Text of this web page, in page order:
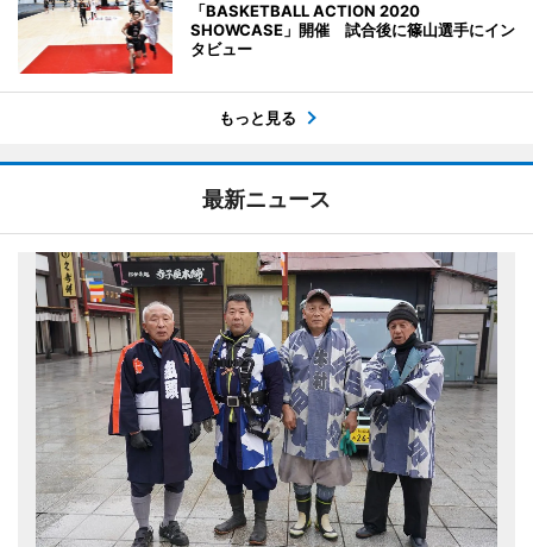
「BASKETBALL ACTION 2020
SHOWCASE」開催 試合後に篠山選手にイン
タビュー
もっと見る
最新ニュース